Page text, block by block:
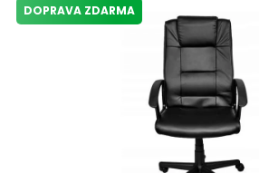
Domácnost
DOPRAVA ZDARMA